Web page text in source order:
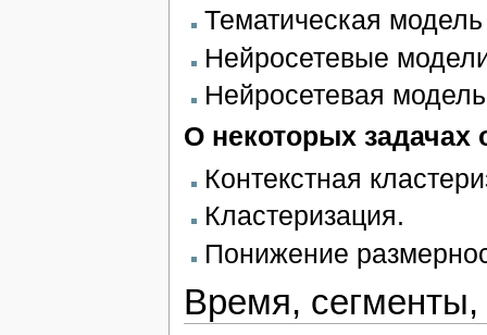
Тематическая
Нейросетевые
Нейросетевая
О некоторых задачах
Контекстная
Кластеризация.
Понижение
Время, сегменты,